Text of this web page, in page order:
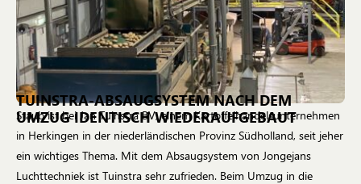
TUINSTRA-ABSAUGSYSTEM NACH DEM
UMZUG IDENTISCH WIEDERAUFGEBAUT
Staub ist bei Jan Tuinstra BV, einem Kartoffelhandelsunternehmen
in Herkingen in der niederländischen Provinz Südholland, seit jeher
ein wichtiges Thema. Mit dem Absaugsystem von Jongejans
Luchttechniek ist Tuinstra sehr zufrieden. Beim Umzug in die